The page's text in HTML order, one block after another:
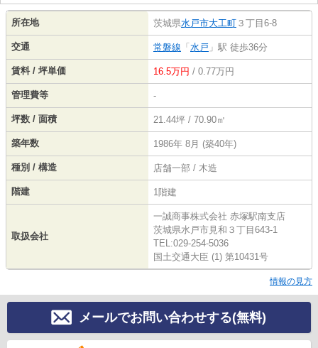
所在地 茨城県水戸市大工町 ３丁目6-8
交通 常磐線 「 水戸 」駅 徒歩36分
賃料 / 坪単価 16.5万円 / 0.77万円
管理費等 -
坪数 / 面積 21.44坪 / 70.90㎡
築年数 1986年 8月 (築40年)
種別 / 構造 店舗一部 / 木造
階建 1階建
取扱会社
一誠商事株式会社 赤塚駅南支店
茨城県水戸市見和３丁目643-1
TEL:029-254-5036
国土交通大臣 (1) 第10431号
情報の見方
メールでお問い合わせする(無料)